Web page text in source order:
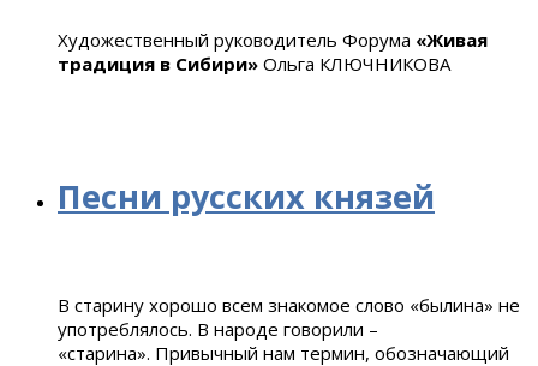
Художественный руководитель Форума «Живая
традиция в Сибири» Ольга КЛЮЧНИКОВА
Песни русских князей
В старину хорошо всем знакомое слово «былина» не
употреблялось. В народе говорили –
«старина». Привычный нам термин, обозначающий